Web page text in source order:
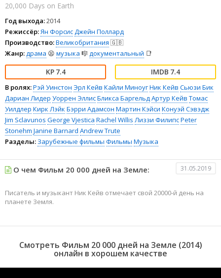
20,000 Days on Earth
Год выхода:2014
Режиссёр:Ян Форсис Джейн Поллард
Производство:Великобритания 🇬🇧
Жанр: драма 😫 музыка 🎼 документальный 📑
7.4 7.4
В ролях:Рэй Уинстон Эрл Кейв Кайли МиноугНик Кейв Сьюзи Бик
Дариан Лидер Уоррен ЭллисБликса Баргельд Артур Кейв Томас
Уилдлер Кирк Лэйк Бэрри Адамсон Мартин Кэйси Конуэй Сэвэдж
Jim Sclavunos George Vjestica Rachel Willis Лиззи ФилипсPeter
Stonehm Janine Barnard Andrew Trute
Разделы: Зарубежные фильмы Фильмы Музыка
О чем Фильм 20 000 дней на Земле: 31.05.2019
Писатель и музыкант Ник Кейв отмечает свой 20000-й день на
планете Земля.
Смотреть Фильм 20 000 дней на Земле (2014)
онлайн в хорошем качестве